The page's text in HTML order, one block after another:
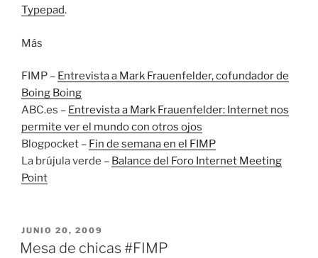
Typepad.
Más
FIMP – Entrevista a Mark Frauenfelder, cofundador de
Boing Boing
ABC.es – Entrevista a Mark Frauenfelder: Internet nos
permite ver el mundo con otros ojos
Blogpocket – Fin de semana en el FIMP
La brújula verde – Balance del Foro Internet Meeting
Point
PUBLICADO
EL
JUNIO 20, 2009
Mesa de chicas #FIMP